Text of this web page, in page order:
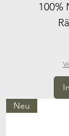
100%
Neu